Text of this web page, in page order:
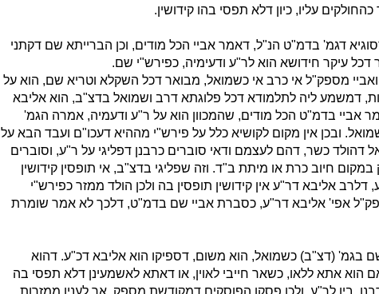
עליו, כיון דלא תפסי בהו קידושין.
דגמ' בדמ"ט הנ"ל, דאמר אביי הכל מודים, וכן הברייתא שם דקתני
דכל עיקר חידושא הוא לר"ע ודעימיה, כפירש"י שם.
מספק"ל אי כרב אי כשמואל, מבואר דכל השקלא וטריא שם, הוא על
דמשמע ליה לתלמודא דכל פלוגתא דרב ושמואל בדצ"ב, הוא אליבא
אביי בדמ"ט הכל מודים, שהמכוון הוא על ר"ע ודעמיה, אמרה הגמ'
ובכן אין מקום לקושיא כלל על פירש"י מההיא דעכו"ם ועבד הבא על
דהולד כשר, דהם לעצמם ודאי סוברים כרבנן דפליגי על ר"ע, וסוברים
במקום חיוב כרת או מיתת ב"ד. וזה שפליגי בדצ"ב, אי תופסין קידושין
אליבא דר"ע אין קידושין תופסין בה ולכן הולד ממזר כפירש"י
אפי' אליבא דר"ע, כסברת אביי שם בדמ"ט, דלכך לא אמר שומרת
בגמ' (דצ"ב) כשמואל, הוא משום, דספיקו הוא אליבא דכ"ע. דהוא
הוא אתא ללאו, כשאר חייבי לאוין, או דאתא לאשמעינן דלא תפסי בה
בין לר"ע. ולכן פסקו הפוסקים דמקודשת מספק. אך לענין ממזרות,